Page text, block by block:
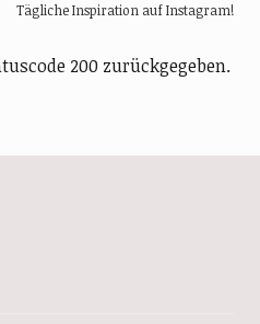
200 zurückgegeben.
Tägliche Inspiration auf Instagram!